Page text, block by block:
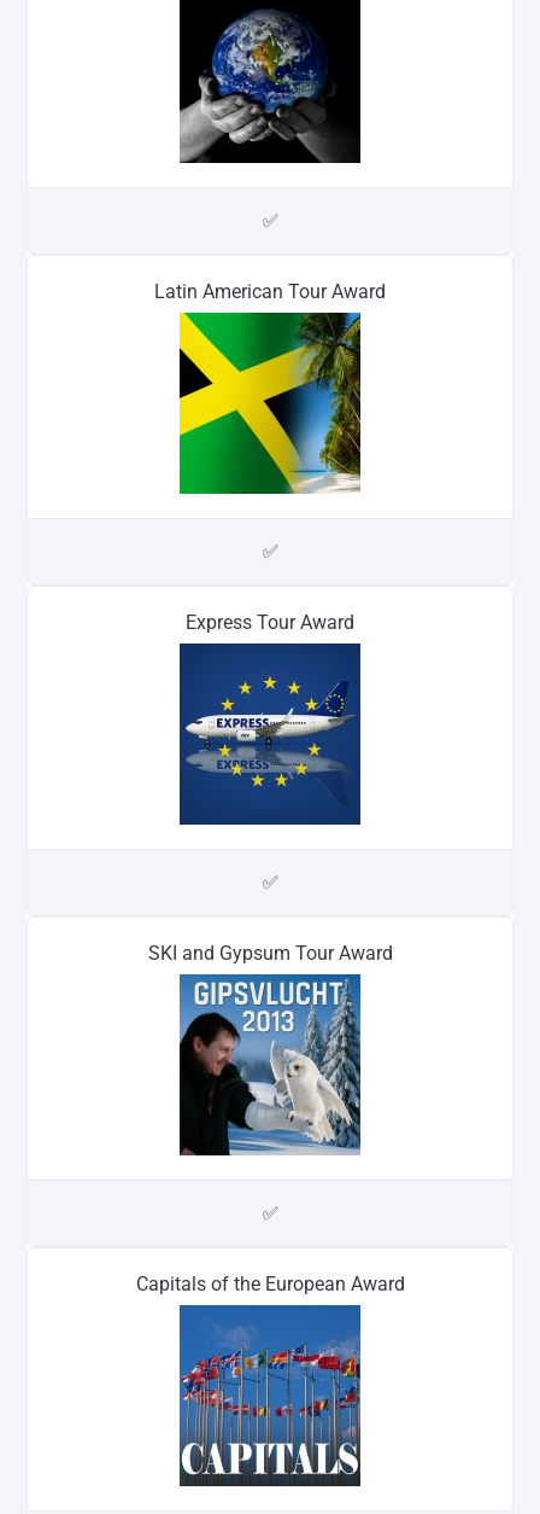
✅
Latin American Tour Award
✅
Express Tour Award
✅
SKI and Gypsum Tour Award
✅
Capitals of the European Award